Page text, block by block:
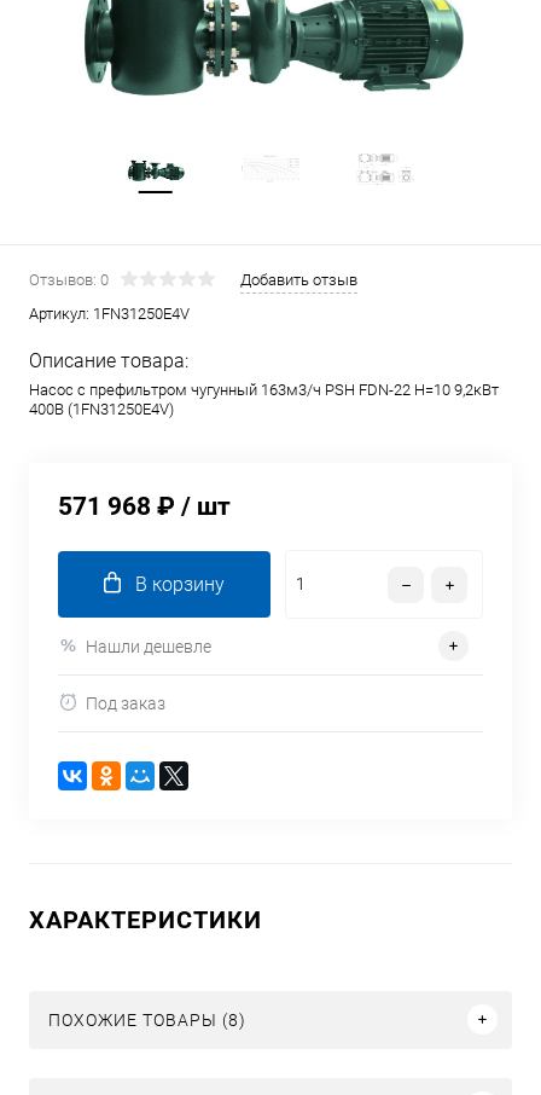
Отзывов: 0
Добавить отзыв
Артикул: 1FN31250E4V
Описание товара:
Насос с префильтром чугунный 163м3/ч PSH FDN-22 H=10 9,2кВт
400В (1FN31250E4V)
571 968 ₽ / шт
В корзину
Нашли дешевле
Под заказ
ХАРАКТЕРИСТИКИ
ПОХОЖИЕ ТОВАРЫ (8)